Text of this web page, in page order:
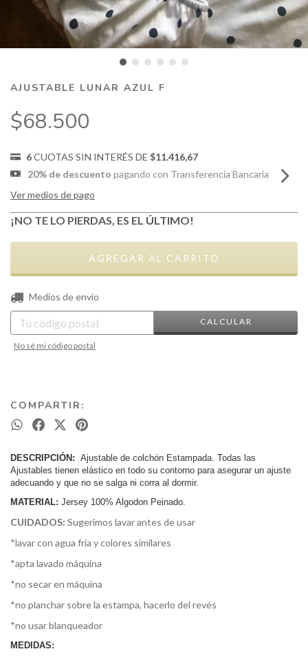
AJUSTABLE LUNAR AZUL F
$68.500
6CUOTAS SIN INTERÉS DE $11.416,67
20% de descuento pagando con Transferencia Bancaria
Ver medios de pago
¡NO TE LO PIERDAS, ES EL ÚLTIMO!
Entregas para el CP:
Medios de envío
CALCULAR
No sé mi código postal
COMPARTIR:
DESCRIPCIÓN: Ajustable de colchón Estampada. Todas las
Ajustables tienen elástico en todo su contorno para asegurar un ajuste
adecuando y que no se salga ni corra al dormir.
MATERIAL: Jersey 100% Algodon Peinado.
CUIDADOS: Sugerimos lavar antes de usar
*lavar con agua fría y colores similares
*apta lavado máquina
*no secar en máquina
*no planchar sobre la estampa, hacerlo del revés
*no usar blanqueador
MEDIDAS: